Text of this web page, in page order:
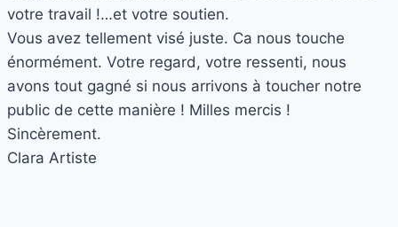
votre travail !…et votre soutien.
Vous avez tellement visé juste. Ca nous touche
énormément. Votre regard, votre ressenti, nous
avons tout gagné si nous arrivons à toucher notre
public de cette manière ! Milles mercis !
Sincèrement.
Clara Artiste